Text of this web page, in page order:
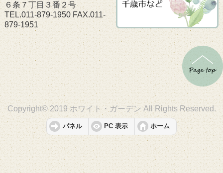
６条７丁目３番２号
TEL.011-879-1950 FAX.011-
879-1951
Copyright© 2019 ホワイト・ガーデン All Rights Reserved.
パネル PC 表示 ホーム